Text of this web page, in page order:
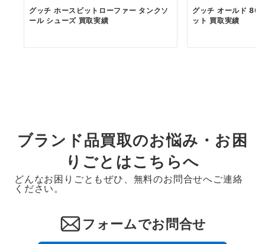
グッチ ホースビットローファー タンクソ
ール シューズ 買取実績
グッチ オールド
ット 買取実績
ブランド品買取のお悩み・お困
りごとはこちらへ
どんなお困りごともぜひ、無料のお問合せへご連絡
ください。
フォームでお問合せ